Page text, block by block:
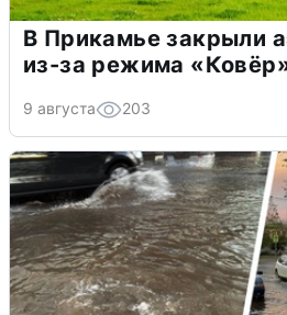
В Прикамье закрыли
из-за режима
9 августа 203